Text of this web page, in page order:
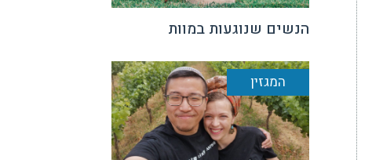
הנשים שנוגעות במוות
המגזין